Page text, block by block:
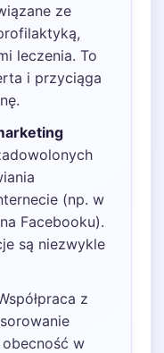
ze
leczenia. To
i przyciąga
(np. w
Facebooku).
są niezwykle
z
obecność w